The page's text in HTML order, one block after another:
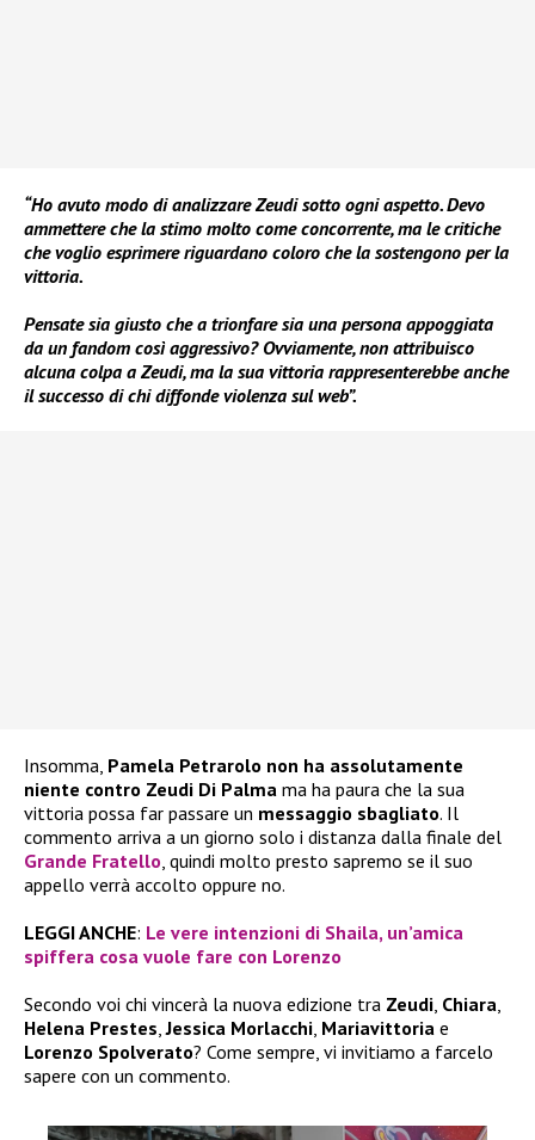
“Ho avuto modo di analizzare Zeudi sotto ogni aspetto. Devo
ammettere che la stimo molto come concorrente, ma le critiche
che voglio esprimere riguardano coloro che la sostengono per la
vittoria.
Pensate sia giusto che a trionfare sia una persona appoggiata
da un fandom così aggressivo? Ovviamente, non attribuisco
alcuna colpa a Zeudi, ma la sua vittoria rappresenterebbe anche
il successo di chi diffonde violenza sul web”.
Insomma, Pamela Petrarolo non ha assolutamente
niente contro Zeudi Di Palma ma ha paura che la sua
vittoria possa far passare un messaggio sbagliato. Il
commento arriva a un giorno solo i distanza dalla finale del
Grande Fratello, quindi molto presto sapremo se il suo
appello verrà accolto oppure no.
LEGGI ANCHE: Le vere intenzioni di Shaila, un’amica
spiffera cosa vuole fare con Lorenzo
Secondo voi chi vincerà la nuova edizione tra Zeudi, Chiara,
Helena Prestes,Jessica Morlacchi, Mariavittoria e
Lorenzo Spolverato? Come sempre, vi invitiamo a farcelo
sapere con un commento.